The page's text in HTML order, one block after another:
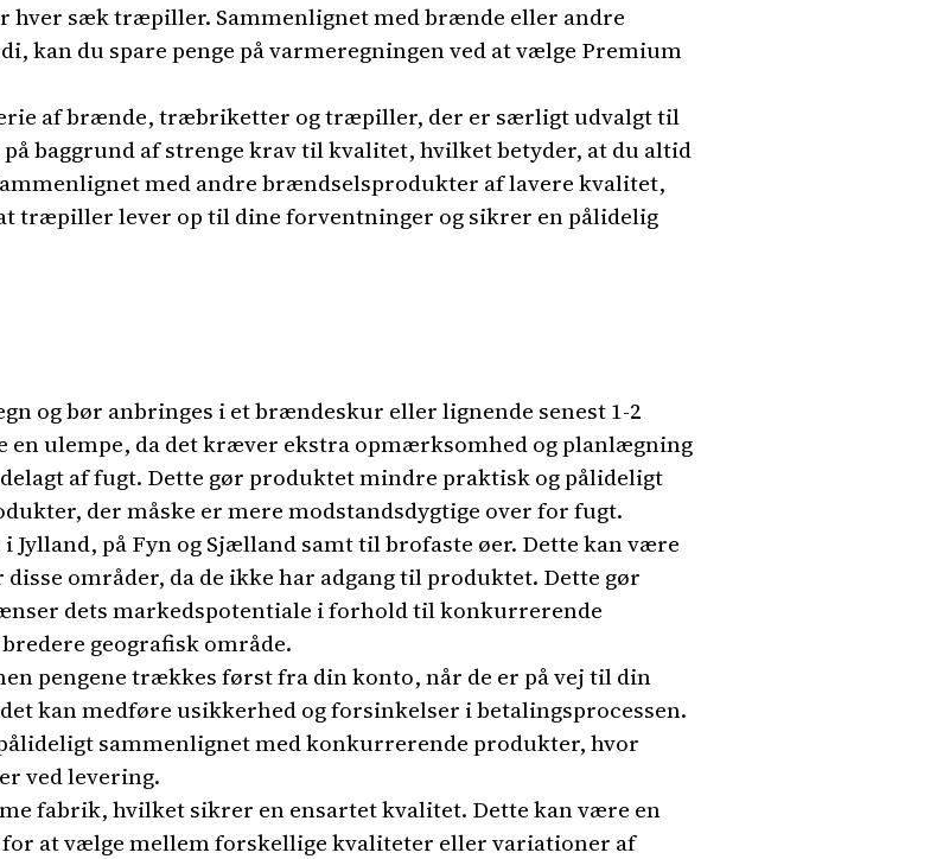
hver sæk træpiller. Sammenlignet med brænde eller andre
kan du spare penge på varmeregningen ved at vælge Premium
af brænde, træbriketter og træpiller, der er særligt udvalgt til
baggrund af strenge krav til kvalitet, hvilket betyder, at du altid
med andre brændselsprodukter af lavere kvalitet,
træpiller lever op til dine forventninger og sikrer en pålidelig
og bør anbringes i et brændeskur eller lignende senest 1-2
en ulempe, da det kræver ekstra opmærksomhed og planlægning
af fugt. Dette gør produktet mindre praktisk og pålideligt
der måske er mere modstandsdygtige over for fugt.
på Fyn og Sjælland samt til brofaste øer. Dette kan være
områder, da de ikke har adgang til produktet. Dette gør
dets markedspotentiale i forhold til konkurrerende
geografisk område.
pengene trækkes først fra din konto, når de er på vej til din
kan medføre usikkerhed og forsinkelser i betalingsprocessen.
sammenlignet med konkurrerende produkter, hvor
ved levering.
fabrik, hvilket sikrer en ensartet kvalitet. Dette kan være en
at vælge mellem forskellige kvaliteter eller variationer af